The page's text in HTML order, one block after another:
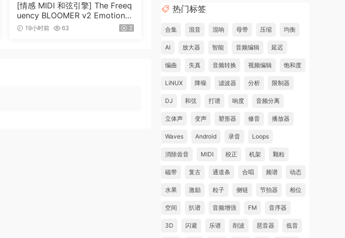
[情感 MIDI 和弦引擎] The Freeq
uency BLOOMER v2 Emotional
Chord Engine [WiN, MacOSX]
19小时前 63 2
热门标签
合集 混音 混响 母带 压缩 均衡
AI 放大器 智能 音频编辑 延迟
编曲 失真 音频转换 视频编辑 饱和度
LiNUX 降噪 滤波器 分析 限制器
DJ 和弦 打谱 响度 音频分离
立体声 变声 塑形器 修音 播放器
Waves Android 录音 Loops
消除齿音 MIDI 校正 机架 颗粒
磁带 复古 通道条 合唱 频谱 动态
水果 激励 粒子 侧链 节拍器 相位
空间 扒谱 音频增强 FM 音序器
3D 闪避 乐谱 削波 琶音器 低音